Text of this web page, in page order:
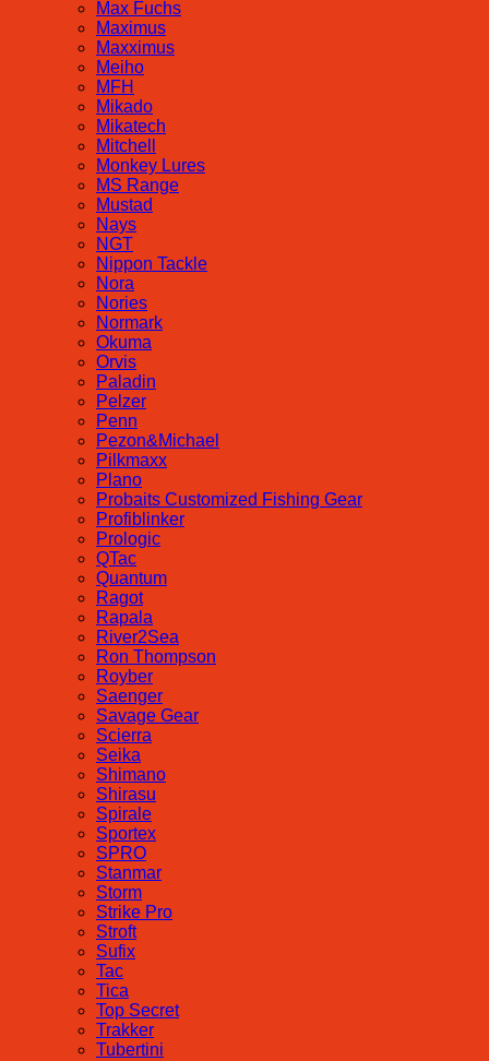
Max Fuchs
Maximus
Maxximus
Meiho
MFH
Mikado
Mikatech
Mitchell
Monkey Lures
MS Range
Mustad
Nays
NGT
Nippon Tackle
Nora
Nories
Normark
Okuma
Orvis
Paladin
Pelzer
Penn
Pezon&Michael
Pilkmaxx
Plano
Probaits Customized Fishing Gear
Profiblinker
Prologic
QTac
Quantum
Ragot
Rapala
River2Sea
Ron Thompson
Royber
Saenger
Savage Gear
Scierra
Seika
Shimano
Shirasu
Spirale
Sportex
SPRO
Stanmar
Storm
Strike Pro
Stroft
Sufix
Tac
Tica
Top Secret
Trakker
Tubertini